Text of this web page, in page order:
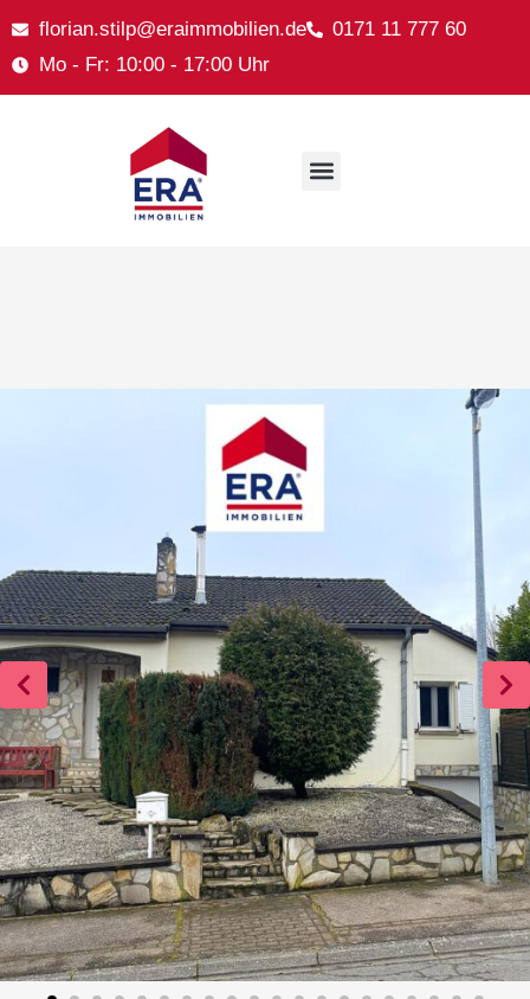
florian.stilp@eraimmobilien.de
0171 11 777 60
Mo - Fr: 10:00 - 17:00 Uhr